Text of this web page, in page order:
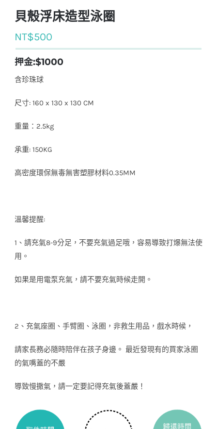
貝殼浮床造型泳圈
NT$500
押金:$1000
含珍珠球
尺寸: 160 x 130 x 130 CM
重量：2.5kg
承重: 150KG
高密度環保無毒無害塑膠材料0.35MM
溫馨提醒:
1、請充氣8-9分足，不要充氣過足哦，容易導致打爆無法使
用。
如果是用電泵充氣，請不要充氣時候走開。
2、充氣座圈、手臂圈、泳圈，非救生用品，戲水時候，
請家長務必隨時陪伴在孩子身邊。 最近發現有的買家泳圈
的氣嘴蓋的不嚴
導致慢撒氣，請一定要記得充氣後蓋嚴！